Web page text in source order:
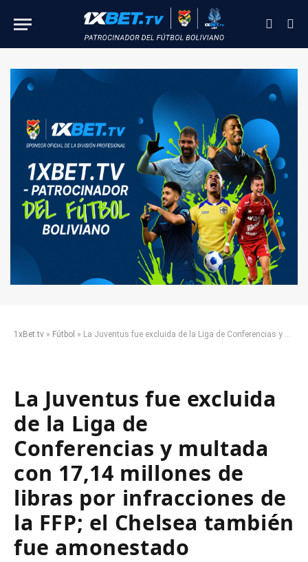
1xBet.tv » Fútbol » La Juventus fue excluida de la Liga de Conferencias y multada con 17,14 millones de libras por infracciones de la FFP; el Chelsea también fue amonestado
La Juventus fue excluida
de la Liga de
Conferencias y multada
con 17,14 millones de
libras por infracciones de
la FFP; el Chelsea también
fue amonestado